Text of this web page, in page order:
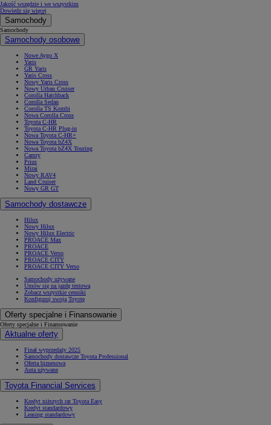
Jakość wszędzie i we wszystkim
Dowiedz się więcej
Samochody
Samochody
Samochody osobowe
Nowe Aygo X
Yaris
GR Yaris
Yaris Cross
Nowy Yaris Cross
Nowy Urban Cruiser
Corolla Hatchback
Corolla Sedan
Corolla TS Kombi
Nowa Corolla Cross
Toyota C-HR
Toyota C-HR Plug-in
Nowa Toyota C-HR+
Nowa Toyota bZ4X
Nowa Toyota bZ4X Touring
Camry
Prius
Mirai
Nowy RAV4
Land Cruiser
Nowy GR GT
Samochody dostawcze
Hilux
Nowy Hilux
Nowy Hilux Electric
PROACE Max
PROACE
PROACE Verso
PROACE CITY
PROACE CITY Verso
Samochody używane
Umów się na jazdę testową
Zobacz wszystkie cenniki
Konfiguruj swoją Toyotę
Oferty specjalne i Finansowanie
Oferty specjalne i Finansowanie
Aktualne oferty
Finał wyprzedaży 2025
Samochody dostawcze Toyota Professional
Oferta biznesowa
Auta używane
Toyota Financial Services
Kredyt niższych rat Toyota Easy
Kredyt standardowy
Leasing standardowy